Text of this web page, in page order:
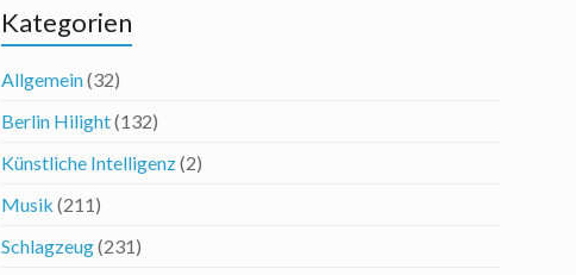
Kategorien
Allgemein(32)
Berlin Hilight(132)
Künstliche Intelligenz(2)
Musik (211)
Schlagzeug(231)